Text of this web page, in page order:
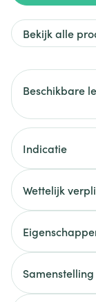
Bekijk alle
Beschikbare
Indicatie
Wettelijk
Samenstelling